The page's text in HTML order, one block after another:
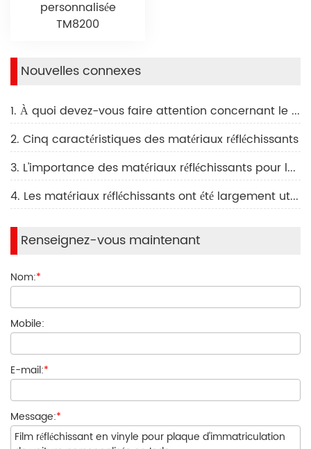
personnalisée
TM8200
Nouvelles connexes
1. À quoi devez-vous faire attention concernant le film réfléchissant de la plaque d'immatriculation ?
2. Cinq caractéristiques des matériaux réfléchissants
3. L'importance des matériaux réfléchissants pour la conduite sécuritaire des véhicules
4. Les matériaux réfléchissants ont été largement utilisés dans de nombreux domaines
Renseignez-vous maintenant
Nom:*
Mobile:
E-mail:*
Message:*